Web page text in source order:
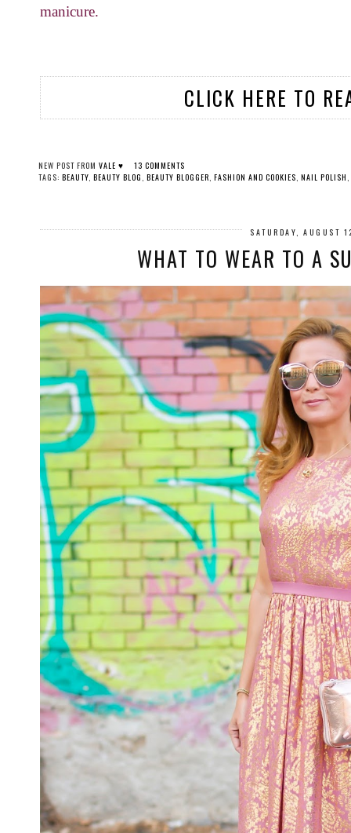
manicure.
CLICK HERE TO
NEW POST FROM VALE ♥
13 COMMENTS
TAGS: BEAUTY, BEAUTY BLOG , BEAUTY BLOGGER, FASHION AND COOKIES, NAIL POLISH ,
SATURDAY, AUGUST
WHAT TO WEAR TO A